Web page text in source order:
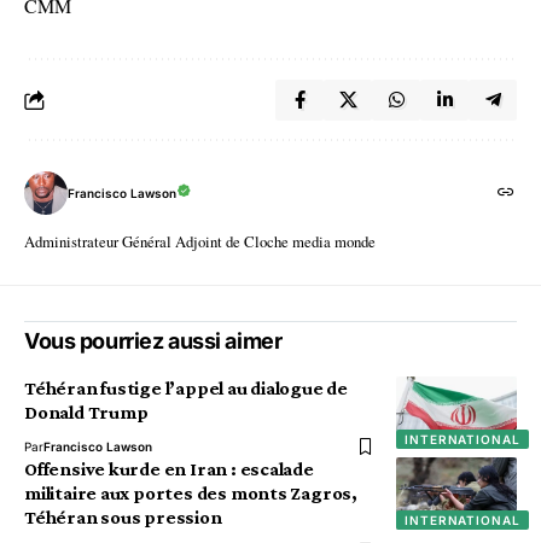
CMM
Francisco Lawson
Administrateur Général Adjoint de Cloche media monde
Vous pourriez aussi aimer
INTERNATIONAL
Téhéran fustige l’appel au dialogue de
Donald Trump
ParFrancisco Lawson
INTERNATIONAL
Offensive kurde en Iran : escalade
militaire aux portes des monts Zagros,
Téhéran sous pression